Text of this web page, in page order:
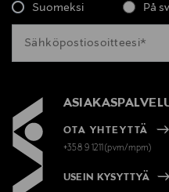
Suomeksi På
OTA YHTEYTTÄ
+358 9 1211(pvm/mpm)
USEIN KYSYTTYÄ